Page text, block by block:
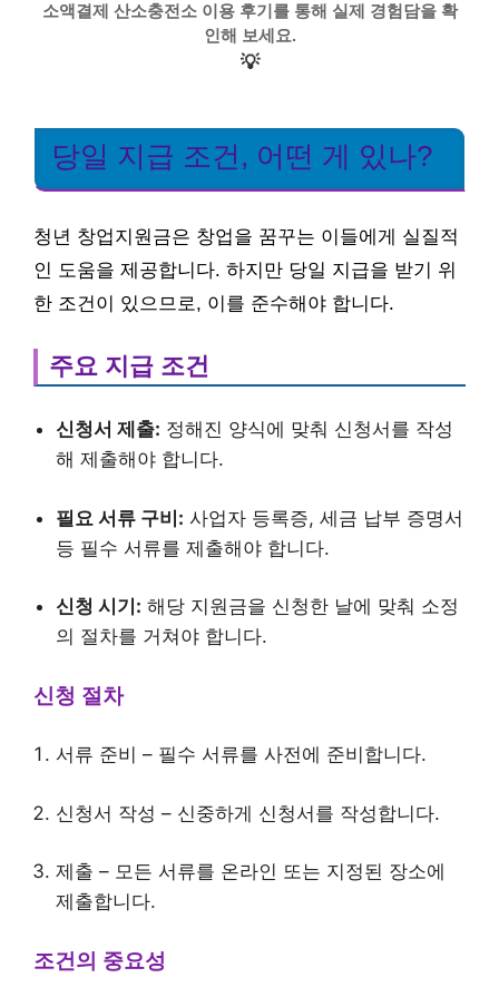
소액결제 산소충전소 이용 후기를 통해 실제 경험담을 확
인해 보세요.
💡
당일 지급 조건, 어떤 게 있나?
청년 창업지원금은 창업을 꿈꾸는 이들에게 실질적
인 도움을 제공합니다. 하지만 당일 지급을 받기 위
한 조건이 있으므로, 이를 준수해야 합니다.
주요 지급 조건
신청서 제출: 정해진 양식에 맞춰 신청서를 작성
해 제출해야 합니다.
필요 서류 구비: 사업자 등록증, 세금 납부 증명서
등 필수 서류를 제출해야 합니다.
신청 시기: 해당 지원금을 신청한 날에 맞춰 소정
의 절차를 거쳐야 합니다.
신청 절차
서류 준비 – 필수 서류를 사전에 준비합니다.
신청서 작성 – 신중하게 신청서를 작성합니다.
제출 – 모든 서류를 온라인 또는 지정된 장소에
제출합니다.
조건의 중요성